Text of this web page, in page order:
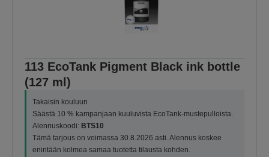
113 EcoTank Pigment Black ink bottle
(127 ml)
Takaisin kouluun
Säästä 10 % kampanjaan kuuluvista EcoTank-mustepulloista.
Alennuskoodi: BTS10
Tämä tarjous on voimassa 30.8.2026 asti. Alennus koskee
enintään kolmea samaa tuotetta tilausta kohden.